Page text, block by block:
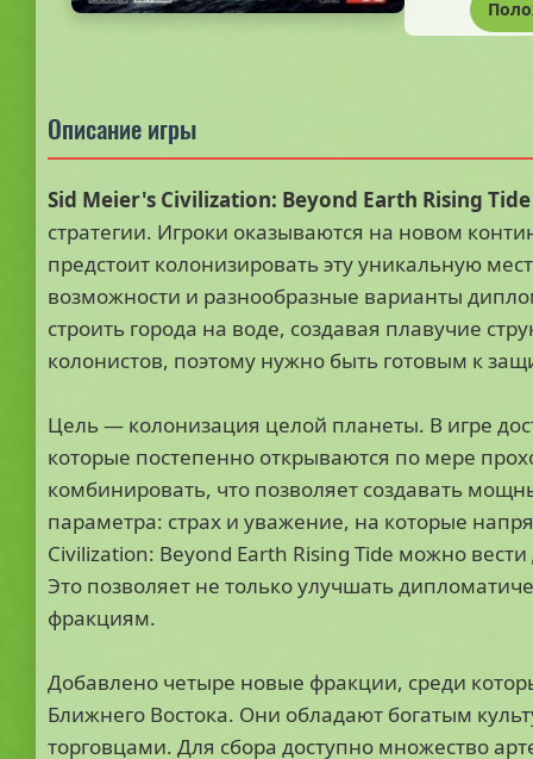
Описание игры
Sid Meier's Civilization: Beyond Earth Rising Tide
стратегии. Игроки оказываются на новом
предстоит колонизировать эту уникальную
возможности и разнообразные варианты
строить города на воде, создавая плавучие
колонистов, поэтому нужно быть готовым к
Цель — колонизация целой планеты. В игре
которые постепенно открываются по мере
комбинировать, что позволяет создавать
параметра: страх и уважение, на которые
Civilization: Beyond Earth Rising Tide можно
Это позволяет не только улучшать
фракциям.
Добавлено четыре новые фракции, среди
Ближнего Востока. Они обладают богатым
торговцами. Для сбора доступно множество